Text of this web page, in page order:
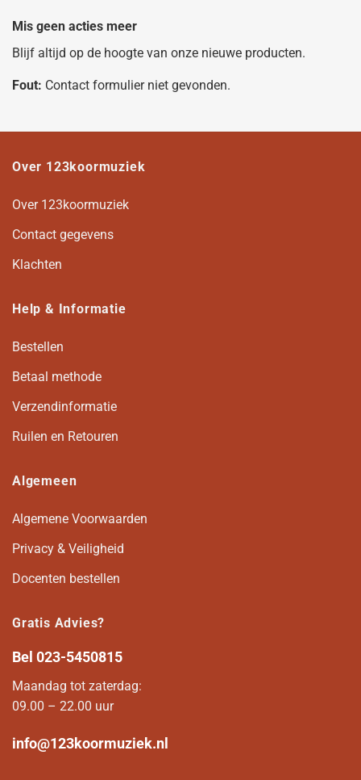
Mis geen acties meer
Blijf altijd op de hoogte van onze nieuwe producten.
Fout: Contact formulier niet gevonden.
Over 123koormuziek
Over 123koormuziek
Contact gegevens
Klachten
Help & Informatie
Bestellen
Betaal methode
Verzendinformatie
Ruilen en Retouren
Algemeen
Algemene Voorwaarden
Privacy & Veiligheid
Docenten bestellen
Gratis Advies?
Bel 023-5450815
Maandag tot zaterdag:
09.00 – 22.00 uur
info@123koormuziek.nl